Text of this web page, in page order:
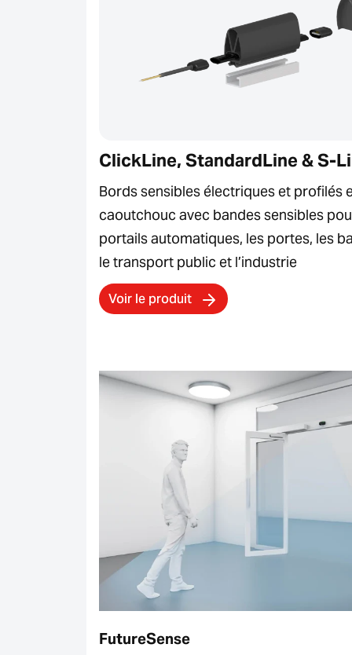
ClickLine, StandardLine & S-
Bords sensibles électriques et profilés
caoutchouc avec bandes sensibles
portails automatiques, les portes, les
le transport public et l’industrie
Voir le produit
FutureSense